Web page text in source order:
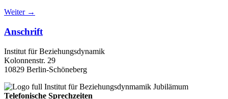
Weiter →
Anschrift
Institut für Beziehungsdynamik
Kolonnenstr. 29
10829 Berlin-Schöneberg
Telefonische Sprechzeiten